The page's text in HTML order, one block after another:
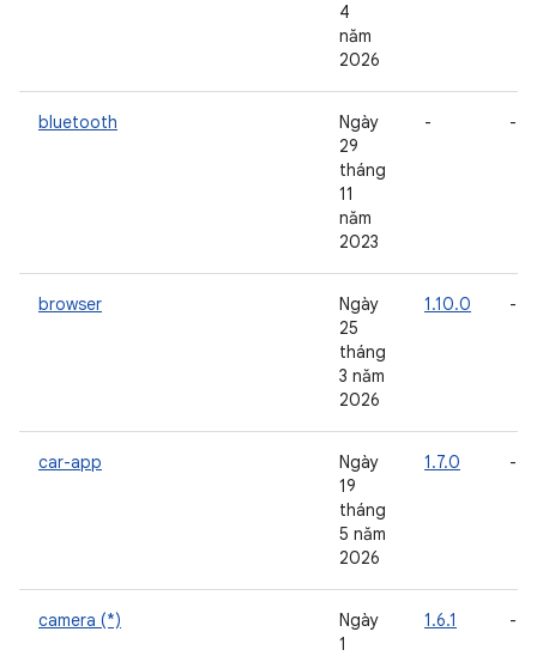
4
năm
2026
bluetooth
Ngày
29
tháng
11
năm
2023
- -
browser
Ngày
25
tháng
3 năm
2026
1.10.0 -
car-app
Ngày
19
tháng
5 năm
2026
1.7.0 -
camera (*)
Ngày
1
1.6.1 -